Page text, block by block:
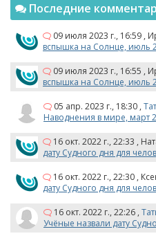
Последние
09 июля 2023 г., 16:59 ,
вспышка на Солнце, июль
09 июля 2023 г., 16:55 ,
вспышка на Солнце, июль
05 апр. 2023 г., 18:30 ,
Наводнения в мире, март
16 окт. 2022 г., 22:33 ,
дату Судного дня для
16 окт. 2022 г., 22:30 ,
дату Судного дня для
16 окт. 2022 г., 22:26 ,
Учёные назвали дату